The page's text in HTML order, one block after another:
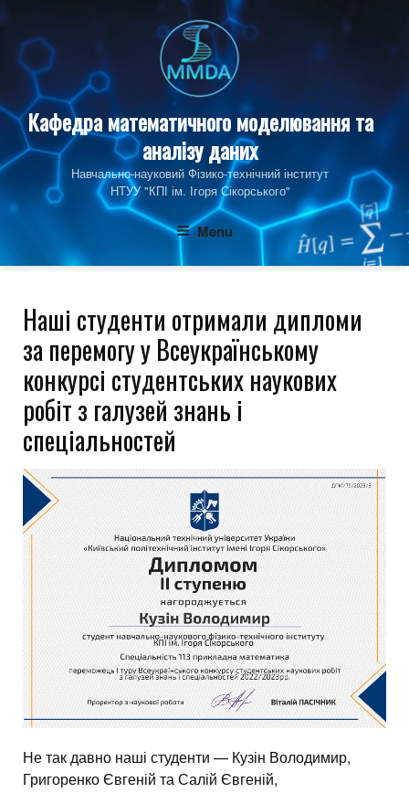
content
Кафедра математичного моделювання та
аналізу даних
Навчально-науковий Фізико‑технічний інститут
НТУУ "КПІ ім. Ігоря Сікорського"
Menu
Наші студенти отримали дипломи
за перемогу у Всеукраїнському
конкурсі студентських наукових
робіт з галузей знань і
спеціальностей
Не так давно наші студенти — Кузін Володимир,
Григоренко Євгеній та Салій Євгеній,